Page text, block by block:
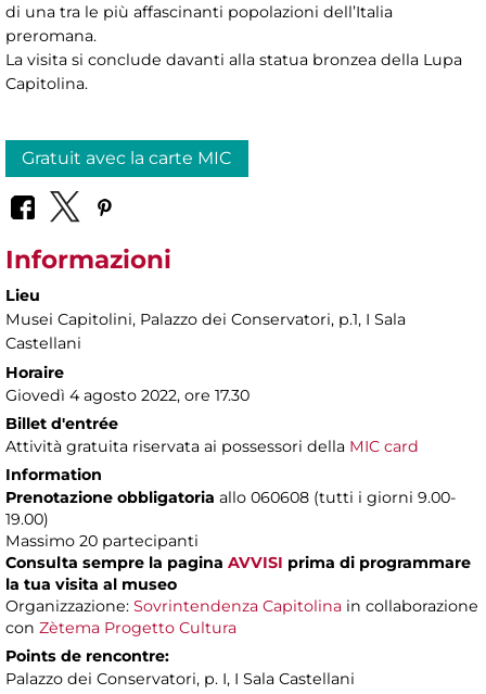
di una tra le più affascinanti popolazioni dell’Italia
preromana.
La visita si conclude davanti alla statua bronzea della Lupa
Capitolina.
Gratuit avec la carte MIC
Informazioni
Lieu
Musei Capitolini, Palazzo dei Conservatori, p.1, I Sala
Castellani
Horaire
Giovedì 4 agosto 2022, ore 17.30
Billet d'entrée
Attività gratuita riservata ai possessori della MIC card
Information
Prenotazione obbligatoria allo 060608 (tutti i giorni 9.00-
19.00)
Massimo 20 partecipanti
Consulta sempre la pagina AVVISI prima di programmare
la tua visita al museo
Organizzazione: Sovrintendenza Capitolina in collaborazione
con Zètema Progetto Cultura
Points de rencontre:
Palazzo dei Conservatori, p. I, I Sala Castellani